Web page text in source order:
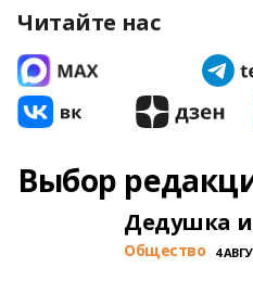
Читайте нас
Выбор
Дедушка
Общество 4